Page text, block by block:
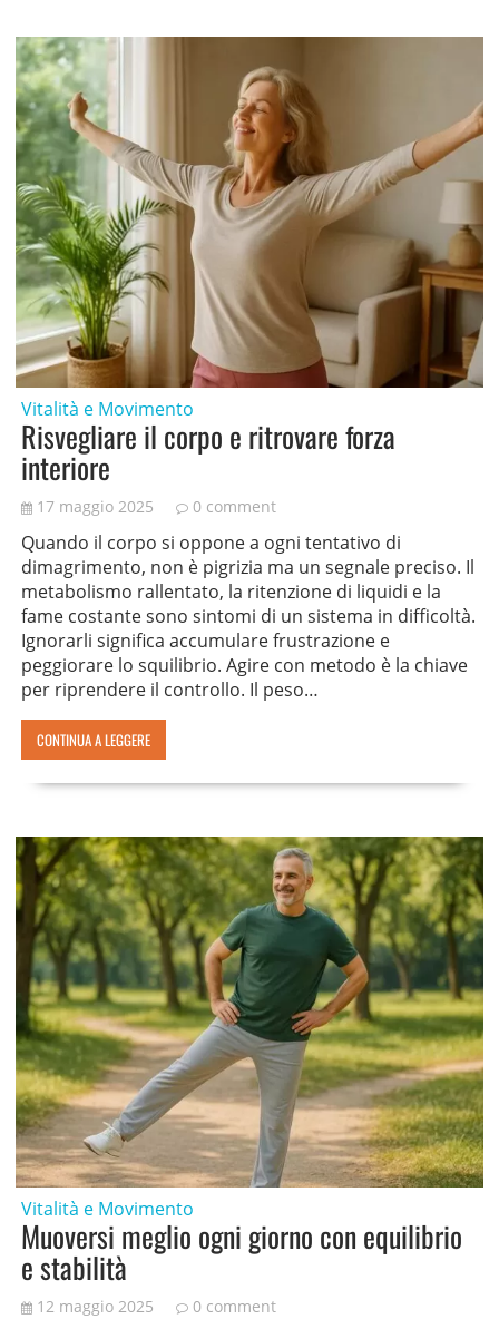
Vitalità e Movimento
Risvegliare il corpo e ritrovare forza
interiore
17 maggio 2025 0 comment
Quando il corpo si oppone a ogni tentativo di
dimagrimento, non è pigrizia ma un segnale preciso. Il
metabolismo rallentato, la ritenzione di liquidi e la
fame costante sono sintomi di un sistema in difficoltà.
Ignorarli significa accumulare frustrazione e
peggiorare lo squilibrio. Agire con metodo è la chiave
per riprendere il controllo. Il peso…
CONTINUA A LEGGERE
Vitalità e Movimento
Muoversi meglio ogni giorno con equilibrio
e stabilità
12 maggio 2025 0 comment